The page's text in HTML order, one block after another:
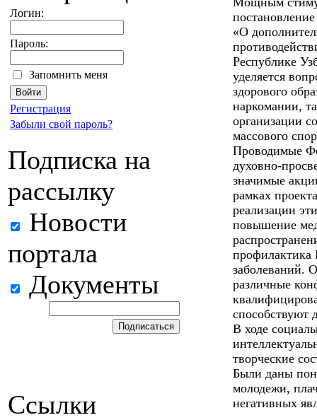
Логин:
Пароль:
Запомнить меня
Регистрация
Забыли свой пароль?
Подписка на
рассылку
Новости
портала
Документы
Ссылки
«О
Республике
уделяется
здорового
наркомании,
организации
массового
Проводимые
духовно-
значимые
рамках
реализации
повышение
заболеваний.
различные
способствуют
В ходе
творческие
Были даны
молодежи,
негативных